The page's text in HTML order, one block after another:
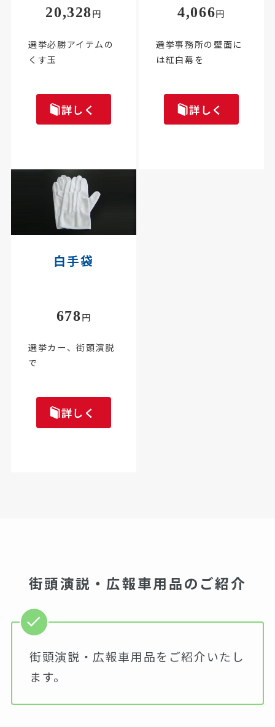
20,328円
選挙必勝アイテムの
くす玉
詳しく
4,066円
選挙事務所の壁面に
は紅白幕を
詳しく
白手袋
678円
選挙カー、街頭演説
で
詳しく
街頭演説・広報車用品のご紹介
街頭演説・広報車用品をご紹介いたし
ます。